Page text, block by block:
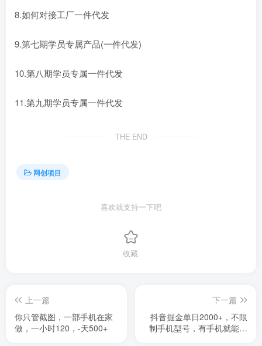
8.如何对接工厂一件代发
9.第七期学员专属产品(一件代发)
10.第八期学员专属一件代发
11.第九期学员专属一件代发
THE END
网创项目
喜欢就支持一下吧
收藏
上一篇
你只管截图，一部手机在家
做，一小时120，-天500+
下一篇
抖音掘金单日2000+，不限
制手机型号，有手机就能赚